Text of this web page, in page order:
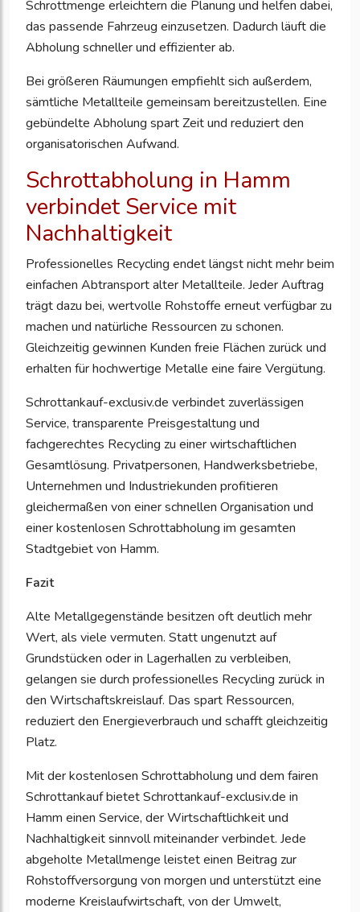
Schrottmenge erleichtern die Planung und helfen dabei,
das passende Fahrzeug einzusetzen. Dadurch läuft die
Abholung schneller und effizienter ab.
Bei größeren Räumungen empfiehlt sich außerdem,
sämtliche Metallteile gemeinsam bereitzustellen. Eine
gebündelte Abholung spart Zeit und reduziert den
organisatorischen Aufwand.
Schrottabholung in Hamm
verbindet Service mit
Nachhaltigkeit
Professionelles Recycling endet längst nicht mehr beim
einfachen Abtransport alter Metallteile. Jeder Auftrag
trägt dazu bei, wertvolle Rohstoffe erneut verfügbar zu
machen und natürliche Ressourcen zu schonen.
Gleichzeitig gewinnen Kunden freie Flächen zurück und
erhalten für hochwertige Metalle eine faire Vergütung.
Schrottankauf-exclusiv.de verbindet zuverlässigen
Service, transparente Preisgestaltung und
fachgerechtes Recycling zu einer wirtschaftlichen
Gesamtlösung. Privatpersonen, Handwerksbetriebe,
Unternehmen und Industriekunden profitieren
gleichermaßen von einer schnellen Organisation und
einer kostenlosen Schrottabholung im gesamten
Stadtgebiet von Hamm.
Fazit
Alte Metallgegenstände besitzen oft deutlich mehr
Wert, als viele vermuten. Statt ungenutzt auf
Grundstücken oder in Lagerhallen zu verbleiben,
gelangen sie durch professionelles Recycling zurück in
den Wirtschaftskreislauf. Das spart Ressourcen,
reduziert den Energieverbrauch und schafft gleichzeitig
Platz.
Mit der kostenlosen Schrottabholung und dem fairen
Schrottankauf bietet Schrottankauf-exclusiv.de in
Hamm einen Service, der Wirtschaftlichkeit und
Nachhaltigkeit sinnvoll miteinander verbindet. Jede
abgeholte Metallmenge leistet einen Beitrag zur
Rohstoffversorgung von morgen und unterstützt eine
moderne Kreislaufwirtschaft, von der Umwelt,